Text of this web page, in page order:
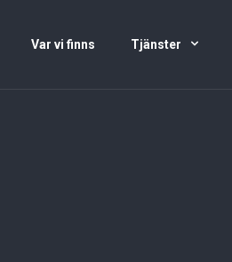
Var vi finns Tjänster